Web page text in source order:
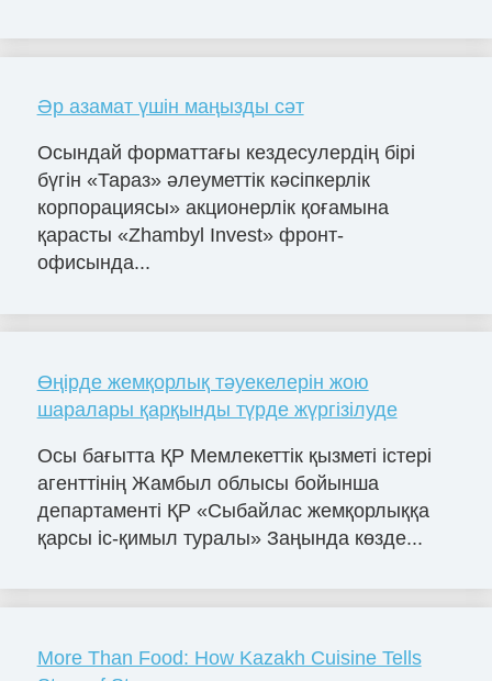
Әр азамат үшін маңызды сәт
Осындай форматтағы кездесулердің бірі
бүгін «Тараз» әлеуметтік кәсіпкерлік
корпорациясы» акционерлік қоғамына
қарасты «Zhambyl Invest» фронт-
офисында...
Өңірде жемқорлық тәуекелерін жою
шаралары қарқынды түрде жүргізілуде
Осы бағытта ҚР Мемлекеттік қызметі істері
агенттінің Жамбыл облысы бойынша
департаменті ҚР «Сыбайлас жемқорлыққа
қарсы іс-қимыл туралы» Заңында көзде...
More Than Food: How Kazakh Cuisine Tells